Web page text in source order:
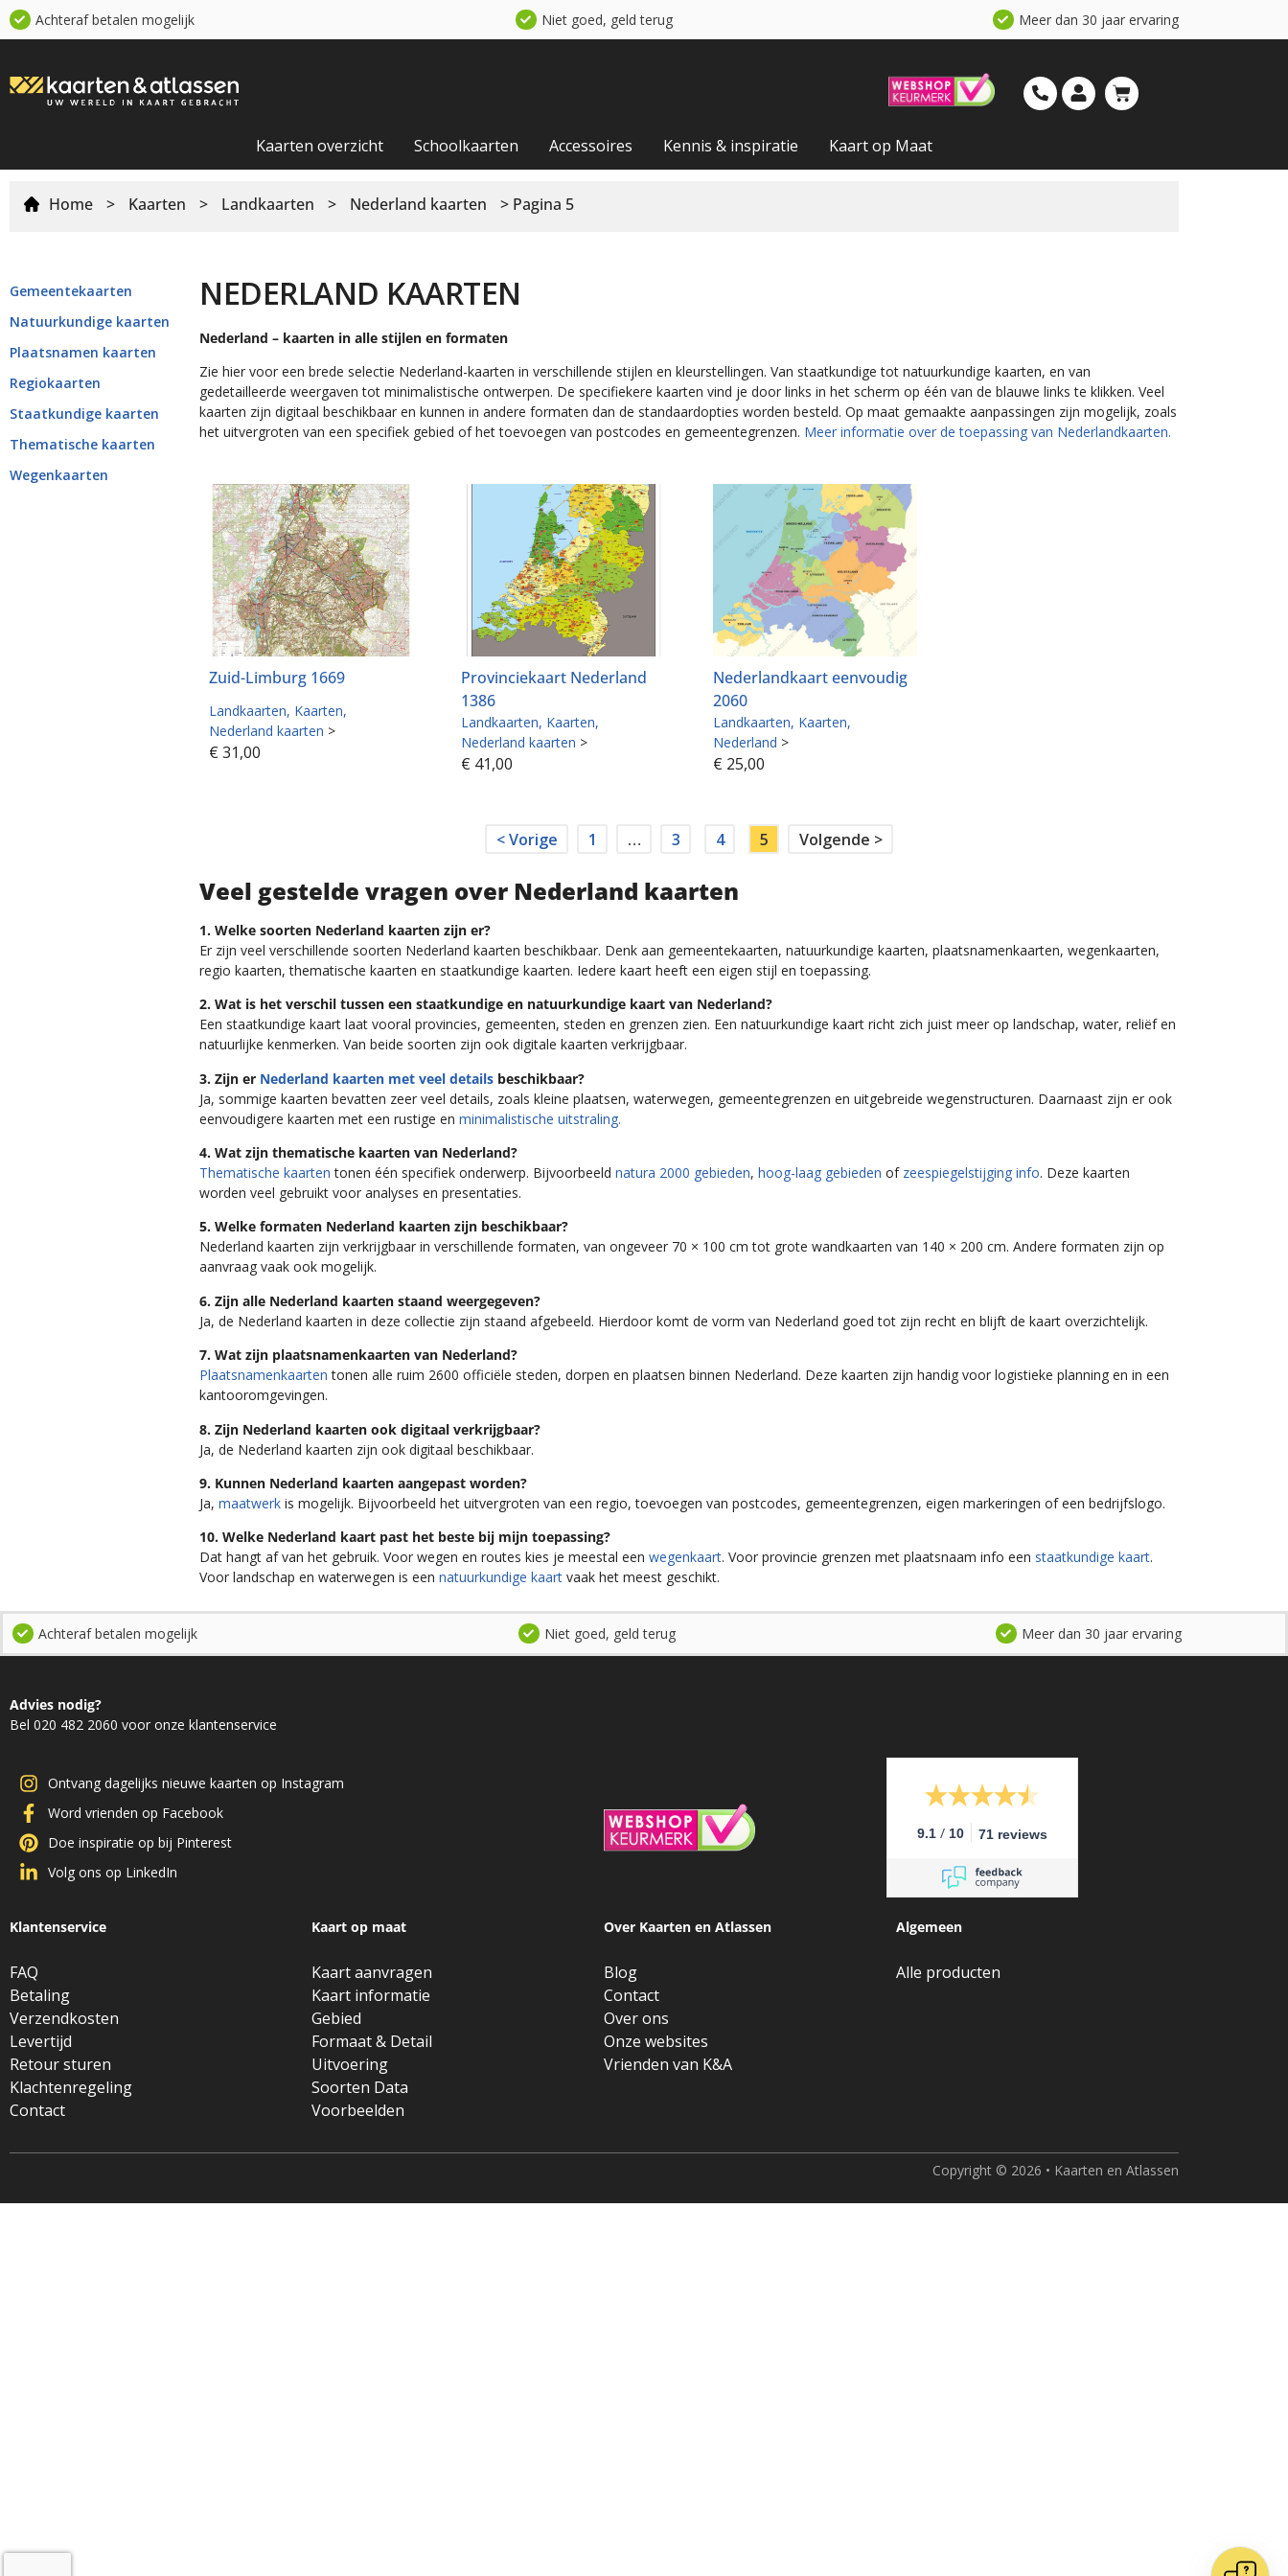
Achteraf betalen mogelijk Niet goed, geld terug Meer dan 30 jaar ervaring
Kaarten overzicht Schoolkaarten Accessoires Kennis & inspiratie Kaart op Maat
Home > Kaarten > Landkaarten > Nederland kaarten > Pagina 5
Gemeentekaarten
Natuurkundige kaarten
Plaatsnamen kaarten
Regiokaarten
Staatkundige kaarten
Thematische kaarten
Wegenkaarten
NEDERLAND KAARTEN
Nederland – kaarten in alle stijlen en formaten
Zie hier voor een brede selectie Nederland-kaarten in verschillende stijlen en kleurstellingen. Van staatkundige tot natuurkundige kaarten, en van
gedetailleerde weergaven tot minimalistische ontwerpen. De specifiekere kaarten vind je door links in het scherm op één van de blauwe links te klikken. Veel
kaarten zijn digitaal beschikbaar en kunnen in andere formaten dan de standaardopties worden besteld. Op maat gemaakte aanpassingen zijn mogelijk, zoals
het uitvergroten van een specifiek gebied of het toevoegen van postcodes en gemeentegrenzen. Meer informatie over de toepassing van Nederlandkaarten.
Zuid-Limburg 1669
Landkaarten Kaarten
Nederland kaarten >
€ 31,00
Provinciekaart Nederland
1386
Landkaarten Kaarten
Nederland kaarten >
€ 41,00
Nederlandkaart eenvoudig
2060
Landkaarten Kaarten
Nederland >
€ 25,00
< Vorige 1 … 3 4 5 Volgende >
Veel gestelde vragen over Nederland kaarten
1. Welke soorten Nederland kaarten zijn er?
Er zijn veel verschillende soorten Nederland kaarten beschikbaar. Denk aan gemeentekaarten, natuurkundige kaarten, plaatsnamenkaarten, wegenkaarten,
regio kaarten, thematische kaarten en staatkundige kaarten. Iedere kaart heeft een eigen stijl en toepassing.
2. Wat is het verschil tussen een staatkundige en natuurkundige kaart van Nederland?
Een staatkundige kaart laat vooral provincies, gemeenten, steden en grenzen zien. Een natuurkundige kaart richt zich juist meer op landschap, water, reliëf en
natuurlijke kenmerken. Van beide soorten zijn ook digitale kaarten verkrijgbaar.
3. Zijn er Nederland kaarten met veel details beschikbaar?
Ja, sommige kaarten bevatten zeer veel details, zoals kleine plaatsen, waterwegen, gemeentegrenzen en uitgebreide wegenstructuren. Daarnaast zijn er ook
eenvoudigere kaarten met een rustige enminimalistische uitstraling.
4. Wat zijn thematische kaarten van Nederland?
Thematische kaarten tonen één specifiek onderwerp. Bijvoorbeeldnatura 2000 gebieden, hoog-laag gebieden of zeespiegelstijging info. Deze kaarten
worden veel gebruikt voor analyses en presentaties.
5. Welke formaten Nederland kaarten zijn beschikbaar?
Nederland kaarten zijn verkrijgbaar in verschillende formaten, van ongeveer 70 × 100 cm tot grote wandkaarten van 140 × 200 cm. Andere formaten zijn op
aanvraag vaak ook mogelijk.
6. Zijn alle Nederland kaarten staand weergegeven?
Ja, de Nederland kaarten in deze collectie zijn staand afgebeeld. Hierdoor komt de vorm van Nederland goed tot zijn recht en blijft de kaart overzichtelijk.
7. Wat zijn plaatsnamenkaarten van Nederland?
Plaatsnamenkaarten tonen alle ruim 2600 officiële steden, dorpen en plaatsen binnen Nederland. Deze kaarten zijn handig voor logistieke planning en in een
kantooromgevingen.
8. Zijn Nederland kaarten ook digitaal verkrijgbaar?
Ja, de Nederland kaarten zijn ook digitaal beschikbaar.
9. Kunnen Nederland kaarten aangepast worden?
Ja,maatwerk is mogelijk. Bijvoorbeeld het uitvergroten van een regio, toevoegen van postcodes, gemeentegrenzen, eigen markeringen of een bedrijfslogo.
10. Welke Nederland kaart past het beste bij mijn toepassing?
Dat hangt af van het gebruik. Voor wegen en routes kies je meestal eenwegenkaart. Voor provincie grenzen met plaatsnaam info een staatkundige kaart.
Voor landschap en waterwegen is eennatuurkundige kaart vaak het meest geschikt.
Achteraf betalen mogelijk Niet goed, geld terug Meer dan 30 jaar ervaring
Advies nodig?
Bel 020 482 2060 voor onze klantenservice
Ontvang dagelijks nieuwe kaarten op Instagram
Word vrienden op Facebook
Doe inspiratie op bij Pinterest
Volg ons op LinkedIn
9.1 / 10 71 reviews
Klantenservice
FAQ
Betaling
Verzendkosten
Levertijd
Retour sturen
Klachtenregeling
Contact
Kaart op maat
Kaart aanvragen
Kaart informatie
Gebied
Formaat & Detail
Uitvoering
Soorten Data
Voorbeelden
Over Kaarten en Atlassen
Blog
Contact
Over ons
Onze websites
Vrienden van K&A
Algemeen
Alle producten
Copyright © 2026 • Kaarten en Atlassen